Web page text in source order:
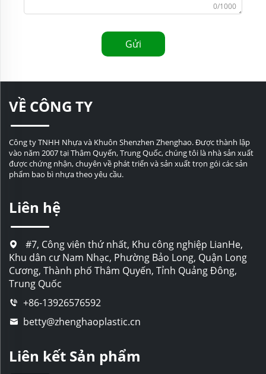
0/1000
Gửi
VỀ CÔNG TY
Công ty TNHH Nhựa và Khuôn Shenzhen Zhenghao. Được thành lập
vào năm 2007 tại Thâm Quyến, Trung Quốc, chúng tôi là nhà sản xuất
được chứng nhận, chuyên về phát triển và sản xuất trọn gói các sản
phẩm bao bì nhựa theo yêu cầu.
Liên hệ
#7, Công viên thứ nhất, Khu công nghiệp LianHe,
Khu dân cư Nam Nhạc, Phường Bảo Long, Quận Long
Cương, Thành phố Thâm Quyến, Tỉnh Quảng Đông,
Trung Quốc
+86-13926576592
betty@zhenghaoplastic.cn
Liên kết Sản phẩm